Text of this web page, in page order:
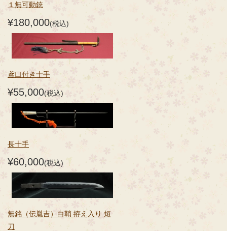
１無可動銃
¥180,000(税込)
鳶口付き十手
¥55,000(税込)
長十手
¥60,000(税込)
無銘（伝胤吉）白鞘 拵え入り 短
刀